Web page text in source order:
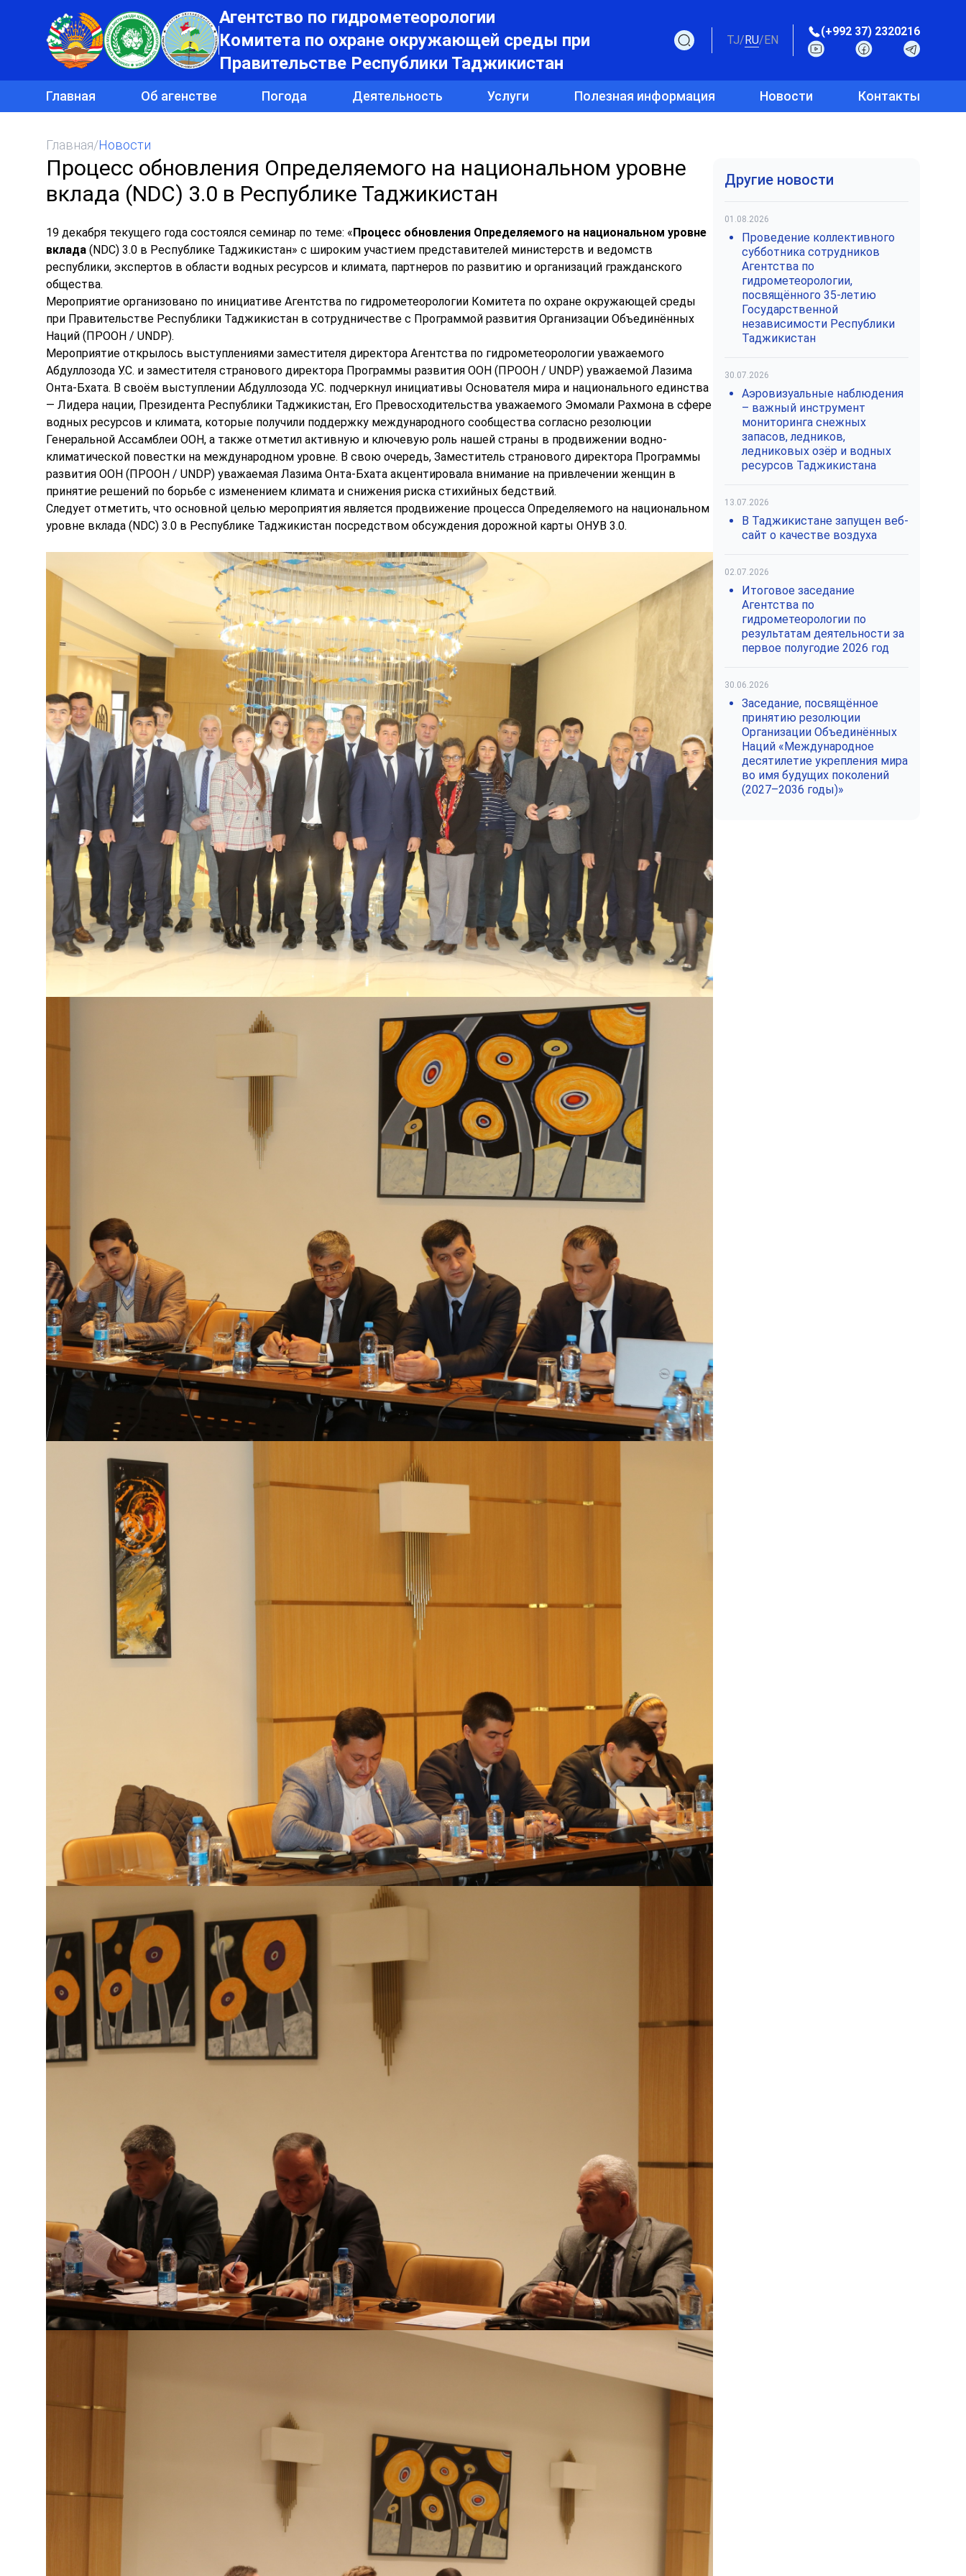
Агентство по гидрометеорологии
Комитета по охране окружающей среды при
Правительстве Республики Таджикистан
TJ/RU/EN
(+992 37) 2320216
Главная Об агенстве Погода Деятельность Услуги Полезная информация Новости Контакты
Главная/Новости
Процесс обновления Определяемого на национальном уровне
вклада (NDC) 3.0 в Республике Таджикистан
19 декабря текущего года состоялся семинар по теме: «Процесс обновления Определяемого на национальном уровне
вклада (NDC) 3.0 в Республике Таджикистан» с широким участием представителей министерств и ведомств
республики, экспертов в области водных ресурсов и климата, партнеров по развитию и организаций гражданского
общества.
Мероприятие организовано по инициативе Агентства по гидрометеорологии Комитета по охране окружающей среды
при Правительстве Республики Таджикистан в сотрудничестве с Программой развития Организации Объединённых
Наций (ПРООН / UNDP).
Мероприятие открылось выступлениями заместителя директора Агентства по гидрометеорологии уважаемого
Абдуллозода У.С. и заместителя странового директора Программы развития ООН (ПРООН / UNDP) уважаемой Лазима
Онта-Бхата. В своём выступлении Абдуллозода У.С. подчеркнул инициативы Основателя мира и национального единства
— Лидера нации, Президента Республики Таджикистан, Его Превосходительства уважаемого Эмомали Рахмона в сфере
водных ресурсов и климата, которые получили поддержку международного сообщества согласно резолюции
Генеральной Ассамблеи ООН, а также отметил активную и ключевую роль нашей страны в продвижении водно-
климатической повестки на международном уровне. В свою очередь, Заместитель странового директора Программы
развития ООН (ПРООН / UNDP) уважаемая Лазима Онта-Бхата акцентировала внимание на привлечении женщин в
принятие решений по борьбе с изменением климата и снижения риска стихийных бедствий.
Следует отметить, что основной целью мероприятия является продвижение процесса Определяемого на национальном
уровне вклада (NDC) 3.0 в Республике Таджикистан посредством обсуждения дорожной карты ОНУВ 3.0.
Другие новости
01.08.2026
Проведение коллективного
субботника сотрудников
Агентства по
гидрометеорологии,
посвящённого 35-летию
Государственной
независимости Республики
Таджикистан
30.07.2026
Аэровизуальные наблюдения
– важный инструмент
мониторинга снежных
запасов, ледников,
ледниковых озёр и водных
ресурсов Таджикистана
13.07.2026
В Таджикистане запущен веб-
сайт о качестве воздуха
02.07.2026
Итоговое заседание
Агентства по
гидрометеорологии по
результатам деятельности за
первое полугодие 2026 год
30.06.2026
Заседание, посвящённое
принятию резолюции
Организации Объединённых
Наций «Международное
десятилетие укрепления мира
во имя будущих поколений
(2027–2036 годы)»